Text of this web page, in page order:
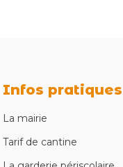
Infos pratiques
La mairie
Tarif de cantine